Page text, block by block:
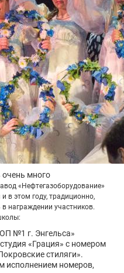
очень много
«Нефтегазоборудование»
в этом году, традиционно,
награждении участников.
№1 г. Энгельса»
«Грация» с номером
стиляги».
исполнением номеров,